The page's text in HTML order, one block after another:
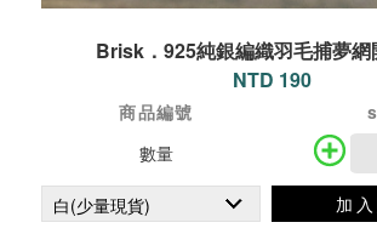
Brisk．925純銀編織羽毛捕夢網
NTD 190
商品編號
數量
加